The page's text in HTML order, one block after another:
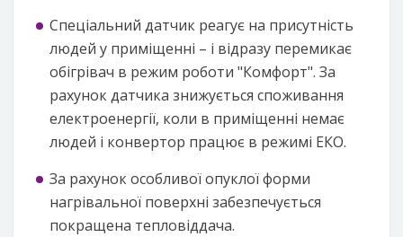
Спеціальний датчик реагує на присутність
людей у приміщенні – і відразу перемикає
обігрівач в режим роботи "Комфорт". За
рахунок датчика знижується споживання
електроенергії, коли в приміщенні немає
людей і конвертор працює в режимі ЕКО.
За рахунок особливої опуклої форми
нагрівальної поверхні забезпечується
покращена тепловіддача.